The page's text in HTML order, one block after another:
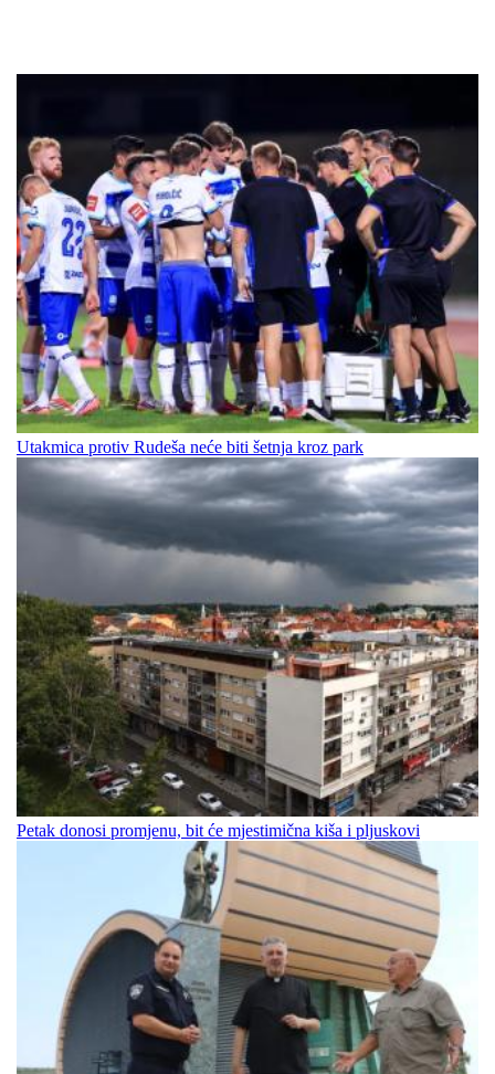
Utakmica protiv Rudeša neće biti šetnja kroz park
Petak donosi promjenu, bit će mjestimična kiša i pljuskovi